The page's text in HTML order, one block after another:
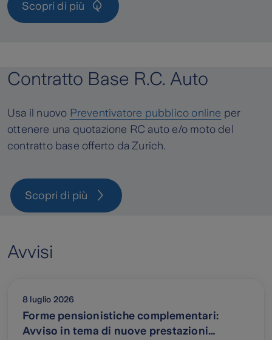
Scopri di più
Contratto Base R.C. Auto
Usa il nuovo Preventivatore pubblico online per
ottenere una quotazione RC auto e/o moto del
contratto base offerto da Zurich.
Scopri di più
Avvisi
8 luglio 2026
Forme pensionistiche complementari:
Avviso in tema di nuove prestazioni